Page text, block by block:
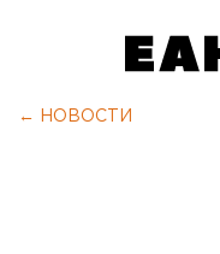
← НОВОСТИ